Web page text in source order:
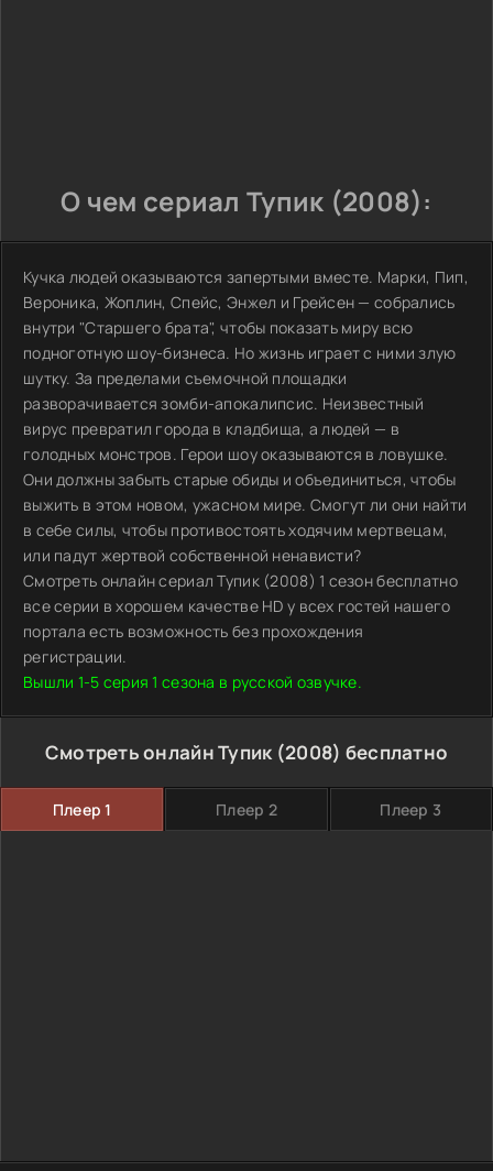
О чем сериал Тупик (2008):
Кучка людей оказываются запертыми вместе. Марки, Пип,
Вероника, Жоплин, Спейс, Энжел и Грейсен — собрались
внутри "Старшего брата", чтобы показать миру всю
подноготную шоу-бизнеса. Но жизнь играет с ними злую
шутку. За пределами съемочной площадки
разворачивается зомби-апокалипсис. Неизвестный
вирус превратил города в кладбища, а людей — в
голодных монстров. Герои шоу оказываются в ловушке.
Они должны забыть старые обиды и объединиться, чтобы
выжить в этом новом, ужасном мире. Смогут ли они найти
в себе силы, чтобы противостоять ходячим мертвецам,
или падут жертвой собственной ненависти?
Смотреть онлайн сериал Тупик (2008) 1 сезон бесплатно
все серии в хорошем качестве HD у всех гостей нашего
портала есть возможность без прохождения
регистрации.
Вышли 1-5 серия 1 сезона в русской озвучке.
Смотреть онлайн Тупик (2008) бесплатно
Плеер 1 Плеер 2 Плеер 3